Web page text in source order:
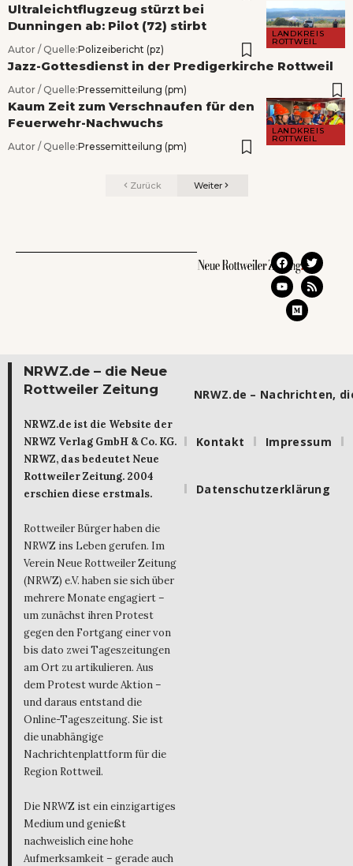
LANDKREIS
ROTTWEIL
Ultraleichtflugzeug stürzt bei
Dunningen ab: Pilot (72) stirbt
Autor / Quelle:Polizeibericht (pz)
Jazz-Gottesdienst in der Predigerkirche Rottweil
Autor / Quelle:Pressemitteilung (pm)
LANDKREIS
ROTTWEIL
Kaum Zeit zum Verschnaufen für den
Feuerwehr-Nachwuchs
Autor / Quelle:Pressemitteilung (pm)
Zurück Weiter
NRWZ.de – die Neue
Rottweiler Zeitung
NRWZ.de ist die Website der
NRWZ Verlag GmbH & Co. KG.
NRWZ, das bedeutet Neue
Rottweiler Zeitung. 2004
erschien diese erstmals.
Rottweiler Bürger haben die
NRWZ ins Leben gerufen. Im
Verein Neue Rottweiler Zeitung
(NRWZ) e.V. haben sie sich über
mehrere Monate engagiert –
um zunächst ihren Protest
gegen den Fortgang einer von
bis dato zwei Tageszeitungen
am Ort zu artikulieren. Aus
dem Protest wurde Aktion –
und daraus entstand die
Online-Tageszeitung. Sie ist
die unabhängige
Nachrichtenplattform für die
Region Rottweil.
Die NRWZ ist ein einzigartiges
Medium und genießt
nachweislich eine hohe
Aufmerksamkeit – gerade auch
NRWZ.de – Nachrichten,
Kontakt Impressum
Datenschutzerklärung